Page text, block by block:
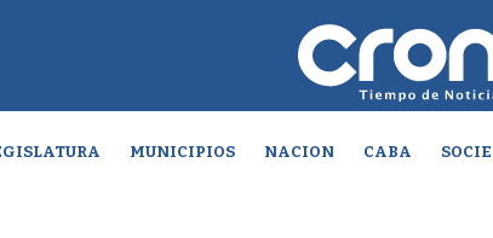
MUNICIPIOS NACION CABA